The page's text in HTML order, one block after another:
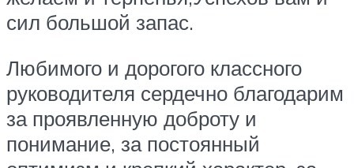
сил большой запас.
Любимого и дорогого классного
руководителя сердечно благодарим
за проявленную доброту и
понимание, за постоянный